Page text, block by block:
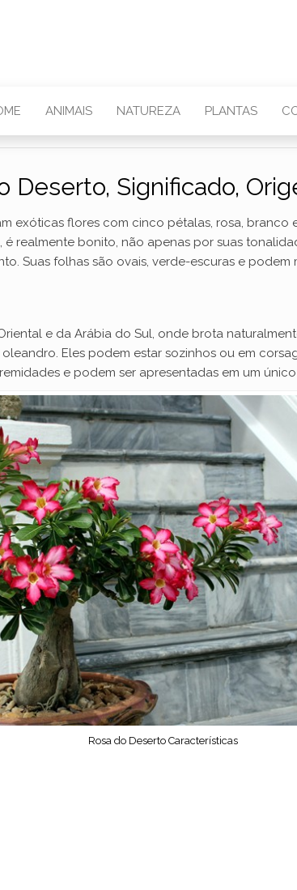
ANIMAIS NATUREZA PLANTAS
Deserto, Significado,
exóticas flores com cinco pétalas, rosa, branco
realmente bonito, não apenas por suas
Suas folhas são ovais, verde-escuras e podem
e da Arábia do Sul, onde brota
Eles podem estar sozinhos ou em
e podem ser apresentadas em um
Rosa do Deserto Características